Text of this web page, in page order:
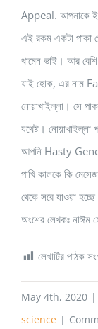
Appeal. আপনাকে
এই রকম একটা পাকা
থামেন ভাই। আর
যাই হোক, এর নাম
নোয়াখাইল্লা। সে
যথেষ্ট। নোয়াখাইল্লা
আপনি Hasty
পাখি কালকে কি
থেকে সরে যাওয়া
অংশের লেখকঃ নাঈম
লেখাটির পাঠক
May 4th, 2020 |
science |